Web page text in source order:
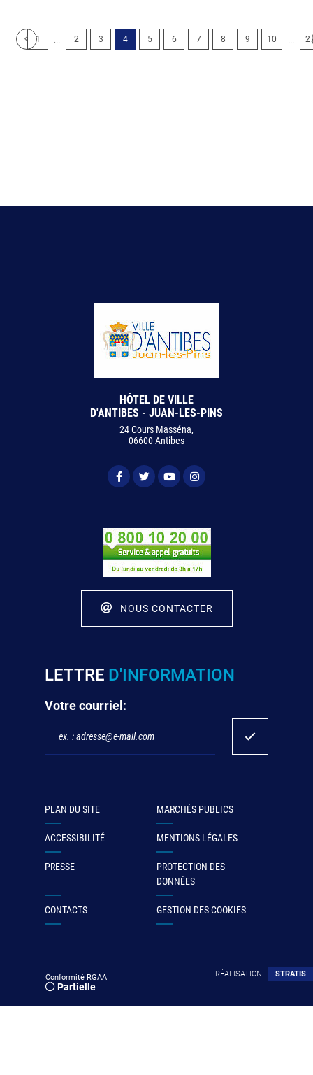
1 2 3 4 5 6 7 8 9 10
HÔTEL DE VILLE
D'ANTIBES - JUAN-LES-PINS
24 Cours Masséna,
06600 Antibes
NOUS CONTACTER
LETTRE D'INFORMATION
Votre courriel:
PLAN DU SITE MARCHÉS PUBLICS
ACCESSIBILITÉ MENTIONS LÉGALES
PRESSE
PROTECTION DES
DONNÉES
CONTACTS GESTION DES COOKIES
Conformité RGAA
Partielle
RÉALISATION STRATIS